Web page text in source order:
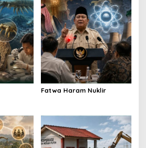
Fatwa Haram Nuklir